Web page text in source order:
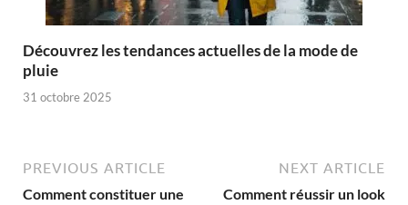
Découvrez les tendances actuelles de la mode de
pluie
31 octobre 2025
PREVIOUS ARTICLE
Comment constituer une
NEXT ARTICLE
Comment réussir un look